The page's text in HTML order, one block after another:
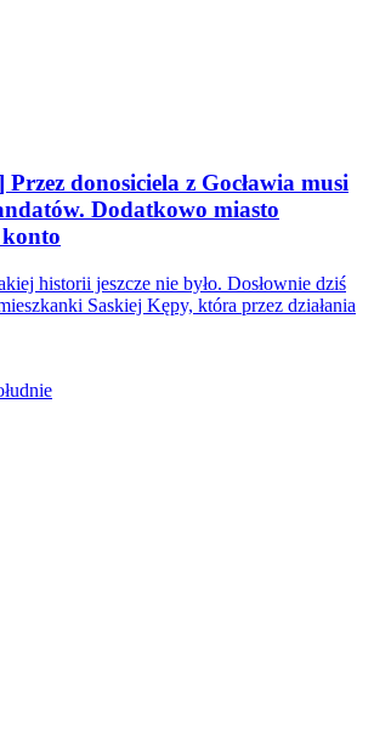
donosiciela z Gocławia musi
Dodatkowo miasto
historii jeszcze nie było. Dosłownie dziś
Saskiej Kępy, która przez działania